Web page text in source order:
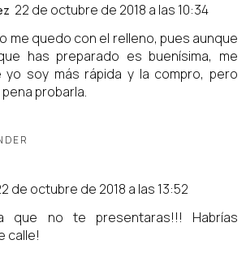
22 de octubre de 2018 a las 10:34
me quedo con el relleno, pues aunque
has preparado es buenísima, me
yo soy más rápida y la compro, pero
probarla.
de octubre de 2018 a las 13:52
que no te presentaras!!! Habrías
calle!